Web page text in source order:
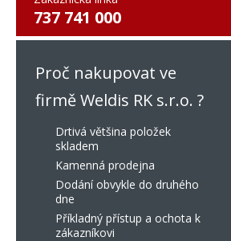
737 741 000
Proč nakupovat ve
firmě Weldis RK s.r.o. ?
Drtivá většina položek
skladem
Kamenná prodejna
Dodání obvykle do druhého
dne
Příkladný přístup a ochota k
zákazníkovi